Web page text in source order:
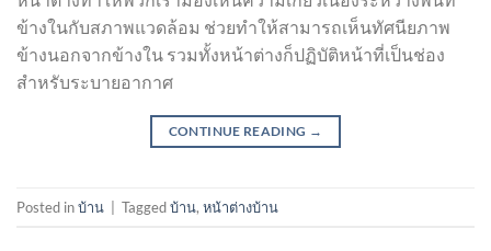
ข้างในกับสภาพแวดล้อม ช่วยทำให้สามารถเห็นทัศนียภาพ
ข้างนอกจากข้างใน รวมทั้งหน้าต่างก็ปฏิบัติหน้าที่เป็นช่อง
สำหรับระบายอากาศ
CONTINUE READING →
Posted inบ้าน Taggedบ้าน, หน้าต่างบ้าน